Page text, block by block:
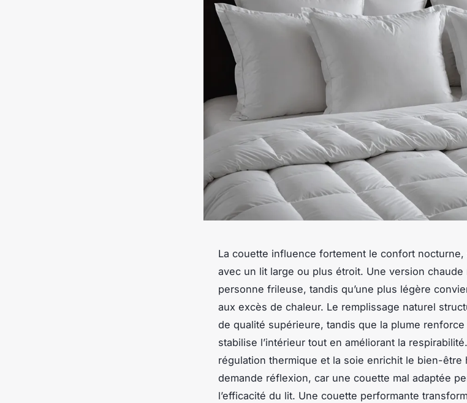
La couette influence fortement le confort nocturne,
avec un lit large ou plus étroit. Une version chaude
personne frileuse, tandis qu’une plus légère
aux excès de chaleur. Le remplissage naturel
de qualité supérieure, tandis que la plume
stabilise l’intérieur tout en améliorant la
régulation thermique et la soie enrichit le bien-être
demande réflexion, car une couette mal adaptée
l’efficacité du lit. Une couette performante